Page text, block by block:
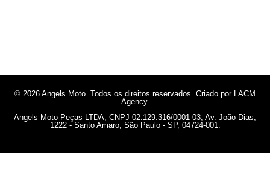
© 2026 Angels Moto. Todos os direitos reservados. Criado por LACM
Agency.
Angels Moto Peças LTDA, CNPJ 02.129.316/0001-03, Av. João Dias,
1222 - Santo Amaro, São Paulo - SP, 04724-001.